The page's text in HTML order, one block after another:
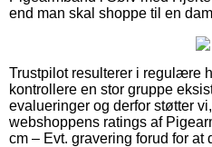
end man skal shoppe til en
Trustpilot resulterer i regulære
kontrollere en stor gruppe
evalueringer og derfor støtter
webshoppens ratings af
cm – Evt. gravering forud for at